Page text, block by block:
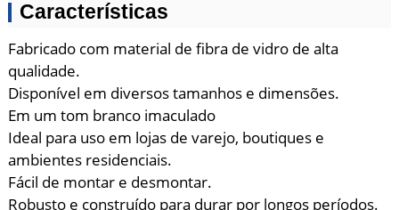
Características
Fabricado com material de fibra de vidro de alta
qualidade.
Disponível em diversos tamanhos e dimensões.
Em um tom branco imaculado
Ideal para uso em lojas de varejo, boutiques e
ambientes residenciais.
Fácil de montar e desmontar.
Robusto e construído para durar por longos períodos.